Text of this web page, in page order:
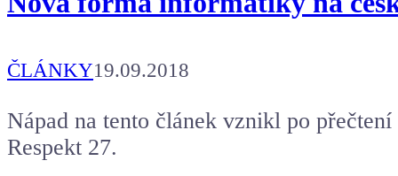
Kafe pro Chiptrona
Aby mohl napsat další článek.
ČLÁNKY19.09.2018
Nápad na tento článek vznikl po
Respekt 27.